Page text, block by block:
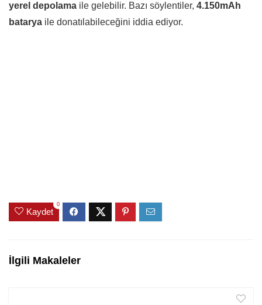
yerel depolama ile gelebilir. Bazı söylentiler, 4.150mAh
batarya ile donatılabileceğini iddia ediyor.
Kaydet
0
İlgili Makaleler